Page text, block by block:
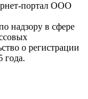
портал ООО
надзору в сфере
о регистрации